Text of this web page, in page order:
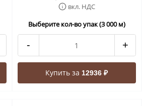
вкл. НДС
Выберите кол-во упак (3 000 м)
- +
Купить за12936 ₽